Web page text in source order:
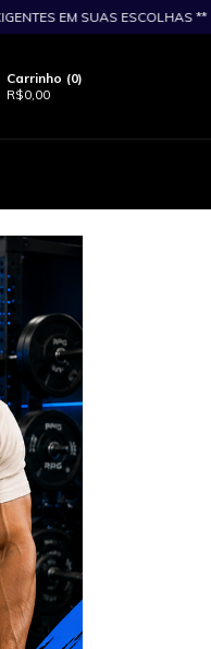
SUAS ESCOLHAS ** **
Carrinho (0)
R$0,00